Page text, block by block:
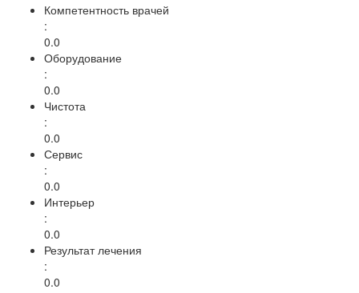
Компетентность врачей
:
0.0
Оборудование
:
0.0
Чистота
:
0.0
Сервис
:
0.0
Интерьер
:
0.0
Результат лечения
:
0.0